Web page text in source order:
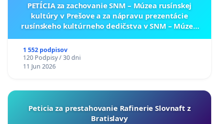
PETÍCIA za zachovanie SNM – Múzea rusínskej
kultúry v Prešove a za nápravu prezentácie
rusínskeho kultúrneho dedičstva v SNM – Múzeu
1 552 podpisov
120 Podpisy / 30 dni
11 Jun 2026
Peticia za prestahovanie Rafinerie Slovnaft z
Bratislavy